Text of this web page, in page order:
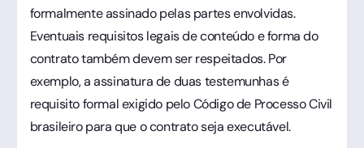
formalmente assinado pelas partes envolvidas.
Eventuais requisitos legais de conteúdo e forma do
contrato também devem ser respeitados. Por
exemplo, a assinatura de duas testemunhas é
requisito formal exigido pelo Código de Processo Civil
brasileiro para que o contrato seja executável.